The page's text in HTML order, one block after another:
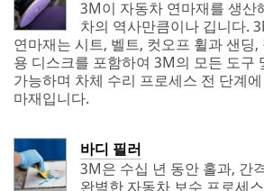
your privacy
seriously.
3M and its
authorized
third parties
will use the
you
provided in
accordance
and its
authorized
third parties
will use the
information
you provided
in accordance
Privacy Policy
to send you
communicatio
3M이 자동차 연마재를 생산
차의 역사만큼이나 깁니다.
연마재는 시트, 벨트, 컷오프 휠과 샌딩,
용 디스크를 포함하여 3M의 모든 도구
가능하며 차체 수리 프로세스 전 단계
마재입니다.
바디 필러
3M은 수십 년 동안 홀과, 간
완벽한 자동차 보수 프로세